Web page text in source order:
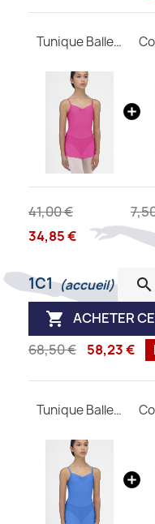
Tunique Ballerine WEAR MOI
41,00 €
34,85 €
1C1 (accueil) 
 ACHETER
68,50 €
58,23 €
Tunique Ballerine WEAR MOI